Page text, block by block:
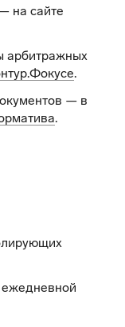
на сайте
арбитражных
.
— в
.